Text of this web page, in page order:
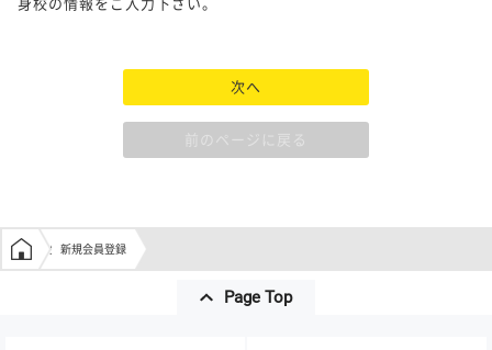
身校の情報をご入力下さい。
次へ
前のページに戻る
学生の窓口トップ
新規会員登録
Page Top